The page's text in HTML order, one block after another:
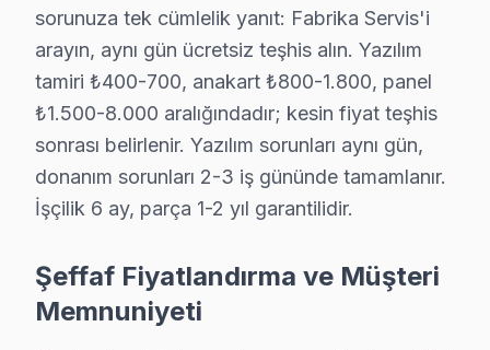
Pınar Skyworth Servis
Pınar mahallesi Skyworth TV servisinde şeffaf çalışıyoruz:
Sarıyer TV Servis Merkezi →
Poligon Skyworth Servis
Sarıyer Skyworth Servis →
Ptt Evleri Skyworth Servis
sorunuza tek cümlelik yanıt: Fabrika Servis'i
arayın, aynı gün ücretsiz teşhis alın. Yazılım
tamiri ₺400-700, anakart ₺800-1.800, panel
₺1.500-8.000 aralığındadır; kesin fiyat teşhis
sonrası belirlenir. Yazılım sorunları aynı gün,
donanım sorunları 2-3 iş gününde tamamlanır.
İşçilik 6 ay, parça 1-2 yıl garantilidir.
Şeffaf Fiyatlandırma ve Müşteri
Memnuniyeti